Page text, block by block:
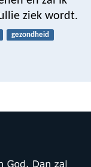
ziek wordt.
gezondheid